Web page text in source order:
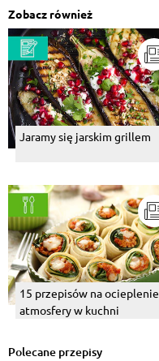
Zobacz również
Jaramy się jarskim grillem
15 przepisów na ocieplenie
atmosfery w kuchni
Polecane przepisy